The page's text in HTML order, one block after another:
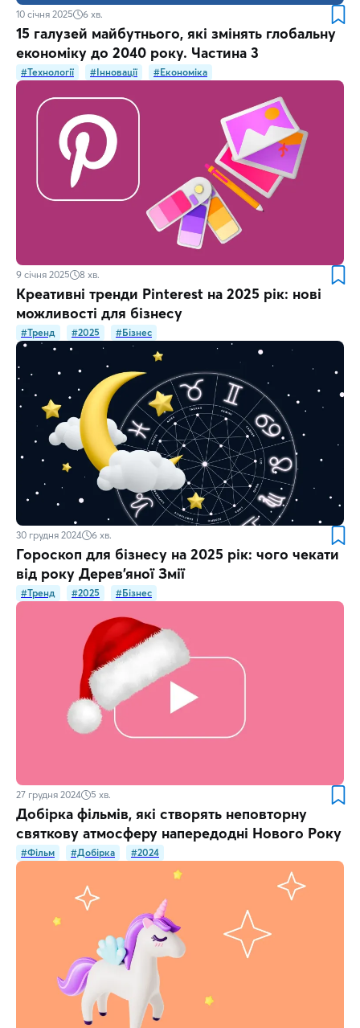
10 січня 2025 6 хв.
15 галузей майбутнього, які змінять глобальну
економіку до 2040 року. Частина 3
#Технології #Інновації #Економіка
9 січня 2025 8 хв.
Креативні тренди Pinterest на 2025 рік: нові
можливості для бізнесу
#Тренд #2025 #Бізнес
30 грудня 2024 6 хв.
Гороскоп для бізнесу на 2025 рік: чого чекати
від року Дерев'яної Змії
#Тренд #2025 #Бізнес
27 грудня 2024 5 хв.
Добірка фільмів, які створять неповторну
святкову атмосферу напередодні Нового Року
#Фільм #Добірка #2024